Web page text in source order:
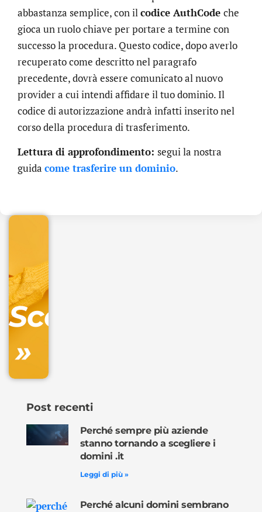
abbastanza semplice, con ilcodice AuthCode che
gioca un ruolo chiave per portare a termine con
successo la procedura. Questo codice, dopo averlo
recuperato come descritto nel paragrafo
precedente, dovrà essere comunicato al nuovo
provider a cui intendi affidare il tuo dominio. Il
codice di autorizzazione andrà infatti inserito nel
corso della procedura di trasferimento.
Lettura di approfondimento: segui la nostra
guida come trasferire un dominio.
Scopri
»
.online
Post recenti
Perché sempre più aziende
stanno tornando a scegliere i
domini .it
Leggi di più »
Perché alcuni domini sembrano